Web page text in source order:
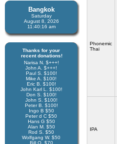
Bangkok
Saturday
August 8, 2026
11:40:17 am
Thanks for your
recent donations!
Narisa N. $+++!
John A. $+++!
Paul S. $100!
Mike A. $100!
Eric B. $100!
John Karl L. $100!
Don S. $100!
John S. $100!
Peter B. $100!
Ingo B $50
Peter d C $50
Hans G $50
Alan M. $50
Rod S. $50
Wolfgang W. $50
Bill O. $70
Phonemic
Thai
IPA